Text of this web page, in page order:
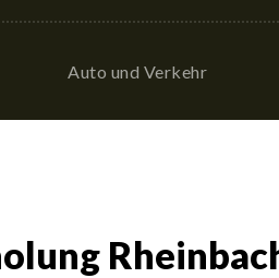
Auto und Verkehr